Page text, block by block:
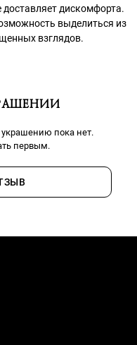
доставляет дискомфорта.
выделиться из
взглядов.
пока нет.
первым.